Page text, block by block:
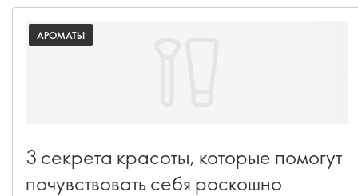
АРОМАТЫ
3 секрета красоты, которые помогут
почувствовать себя роскошно